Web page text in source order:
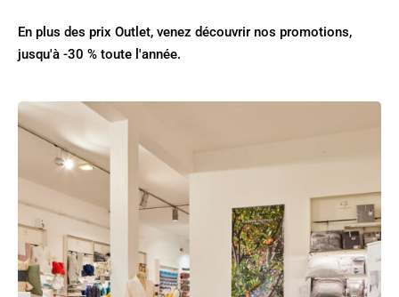
En plus des prix Outlet, venez découvrir nos promotions,
jusqu'à -30 % toute l'année.